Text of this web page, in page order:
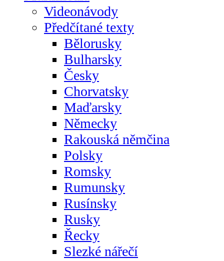
Videonávody
Předčítané texty
Bělorusky
Bulharsky
Česky
Chorvatsky
Maďarsky
Německy
Rakouská němčina
Polsky
Romsky
Rumunsky
Rusínsky
Rusky
Řecky
Slezké nářečí